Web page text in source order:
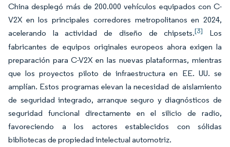
China desplegó más de 200.000 vehículos equipados con C-
V2X en los principales corredores metropolitanos en 2024,
acelerando la actividad de diseño de chipsets.[3]
Los
fabricantes de equipos originales europeos ahora exigen la
preparación para C-V2X en las nuevas plataformas, mientras
que los proyectos piloto de infraestructura en EE. UU. se
amplían. Estos programas elevan la necesidad de aislamiento
de seguridad integrado, arranque seguro y diagnósticos de
seguridad funcional directamente en el silicio de radio,
favoreciendo a los actores establecidos con sólidas
bibliotecas de propiedad intelectual automotriz.